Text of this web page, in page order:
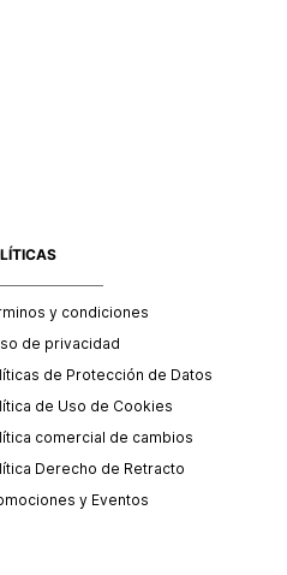
y condiciones
de privacidad
de Protección de Datos
de Uso de Cookies
comercial de cambios
Derecho de Retracto
y Eventos